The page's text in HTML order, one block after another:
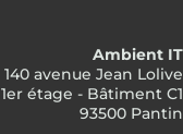
Ambient IT
140 avenue Jean Lolive
1er étage - Bâtiment C1
93500 Pantin